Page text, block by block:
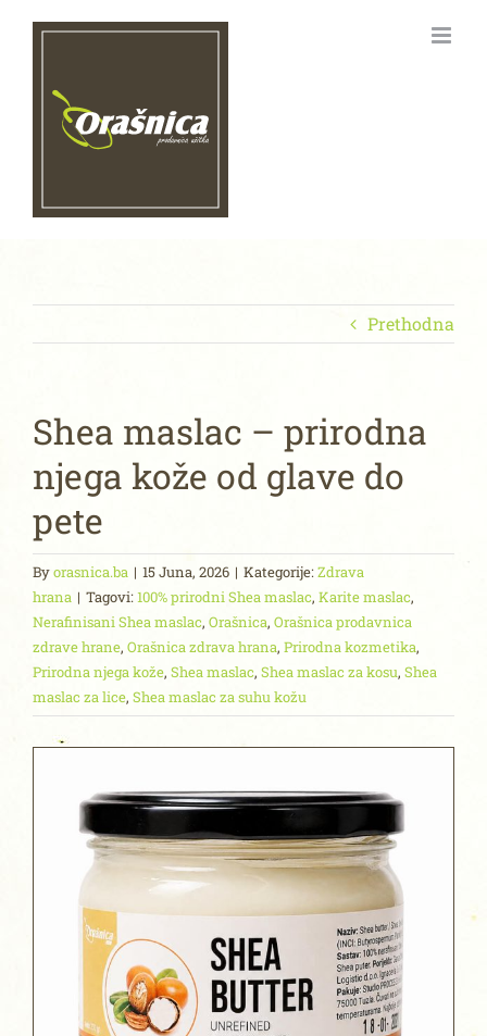
Prethodna
Shea maslac – prirodna
njega kože od glave do
pete
Byorasnica.ba | 15 Juna, 2026 | Kategorije:Zdrava
hrana | Tagovi:100% prirodni Shea maslac, Karite maslac,
Nerafinisani Shea maslac, Orašnica, Orašnica prodavnica
zdrave hrane, Orašnica zdrava hrana, Prirodna kozmetika,
Prirodna njega kože, Shea maslac, Shea maslac za kosu, Shea
maslac za lice, Shea maslac za suhu kožu